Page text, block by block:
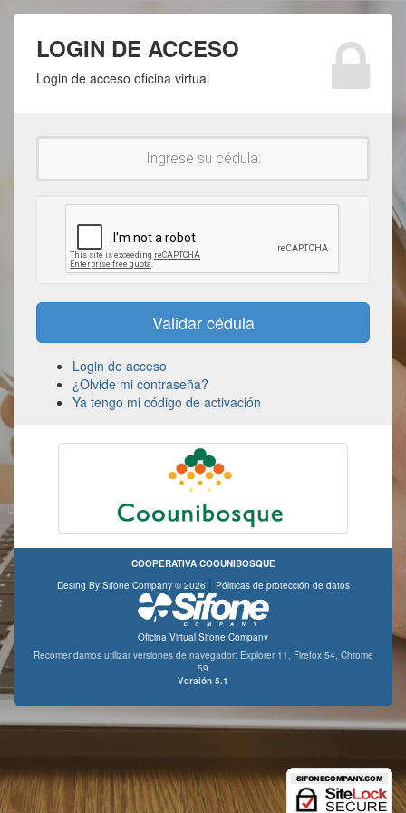
LOGIN DE ACCESO
Login de acceso oficina virtual
Login de acceso
¿Olvide mi contraseña?
Ya tengo mi código de activación
COOPERATIVA COOUNIBOSQUE
Desing By Sifone Company © 2026 | Póliticas de protección de datos
Oficina Virtual Sifone Company
Recomendamos utilizar versiones de navegador: Explorer 11, Firefox 54, Chrome
59
Versión 5.1